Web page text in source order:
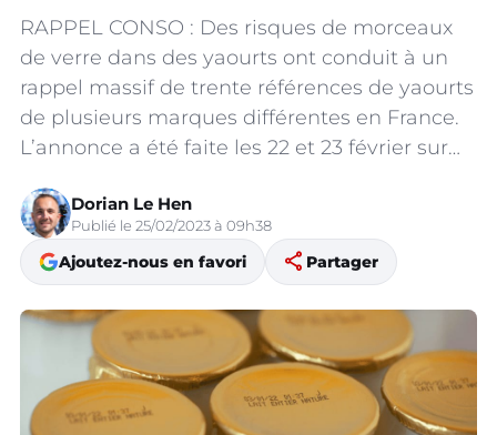
RAPPEL CONSO : Des risques de morceaux
de verre dans des yaourts ont conduit à un
rappel massif de trente références de yaourts
de plusieurs marques différentes en France.
L’annonce a été faite les 22 et 23 février sur…
Dorian Le Hen
Publié le 25/02/2023 à 09h38
Ajoutez-nous en favori share Partager